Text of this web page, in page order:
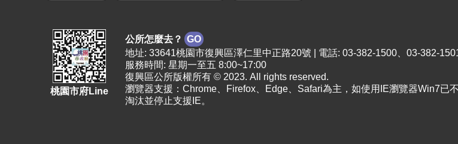
桃園市府Line
公所怎麼去？
GO
地址: 33641桃園市復興區澤仁里中正路20號 | 電話: 03-382-1500、03-382-
服務時間: 星期一至五 8:00~17:00
復興區公所版權所有 © 2023. All rights reserved.
瀏覽器支援：Chrome、Firefox、Edge、Safari為主，如使用IE瀏覽器Win7已
淘汰並停止支援IE。